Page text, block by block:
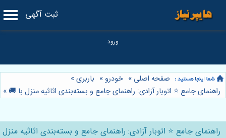
ثبت آگهی
صفحه اصلی » خودرو » باربری»
راهنمای جامع ⭐️ اتوبار آزادی: راهنمای جامع و بسته‌بندی اثاثیه منزل با 🚚 »
راهنمای جامع ⭐️ اتوبار آزادی: راهنمای جامع و بسته‌بندی اثاثیه منزل